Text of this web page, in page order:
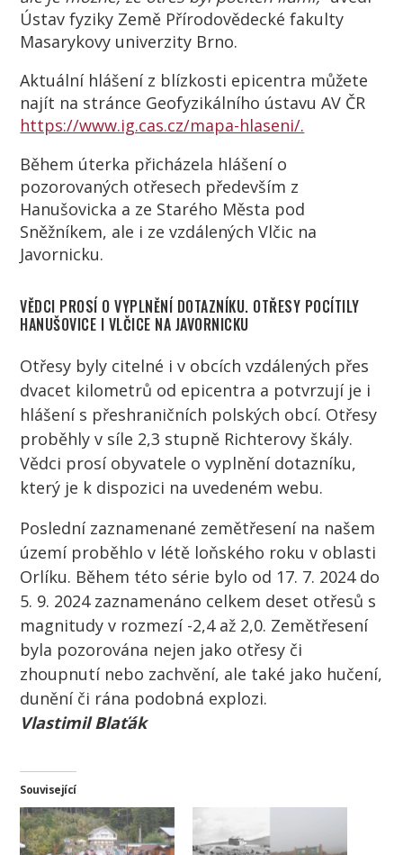
Ústav fyziky Země Přírodovědecké fakulty
Masarykovy univerzity Brno.
Aktuální hlášení z blízkosti epicentra můžete
najít na stránce Geofyzikálního ústavu AV ČR
https://www.ig.cas.cz/mapa-hlaseni/.
Během úterka přicházela hlášení o
pozorovaných otřesech především z
Hanušovicka a ze Starého Města pod
Sněžníkem, ale i ze vzdálených Vlčic na
Javornicku.
VĚDCI PROSÍ O VYPLNĚNÍ DOTAZNÍKU. OTŘESY POCÍTILY
HANUŠOVICE I VLČICE NA JAVORNICKU
Otřesy byly citelné i v obcích vzdálených přes
dvacet kilometrů od epicentra a potvrzují je i
hlášení s přeshraničních polských obcí. Otřesy
proběhly v síle 2,3 stupně Richterovy škály.
Vědci prosí obyvatele o vyplnění dotazníku,
který je k dispozici na uvedeném webu.
Poslední zaznamenané zemětřesení na našem
území proběhlo v létě loňského roku v oblasti
Orlíku. Během této série bylo od 17. 7. 2024 do
5. 9. 2024 zaznamenáno celkem deset otřesů s
magnitudy v rozmezí -2,4 až 2,0. Zemětřesení
byla pozorována nejen jako otřesy či
zhoupnutí nebo zachvění, ale také jako hučení,
dunění či rána podobná explozi.
Vlastimil Blaťák
Související